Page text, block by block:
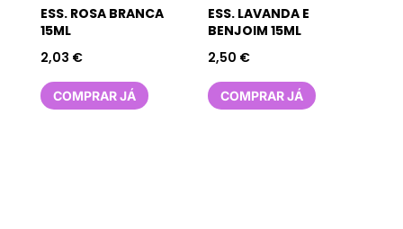
ESS. ROSA BRANCA
15ML
2,03 €
COMPRAR JÁ
ESS. LAVANDA E
BENJOIM 15ML
2,50 €
COMPRAR JÁ